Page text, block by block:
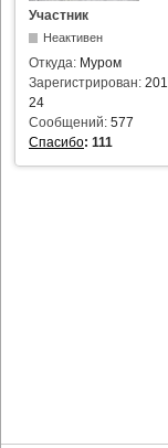
Участник
Неактивен
Откуда: Муром
Зарегистрирован:
24
Сообщений: 577
Спасибо: 111